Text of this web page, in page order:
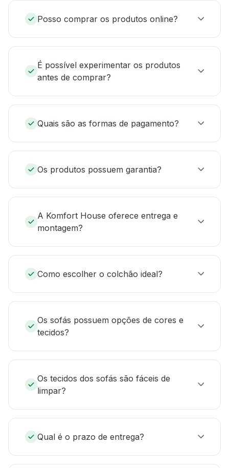
Posso comprar os produtos online?
É possível experimentar os produtos
antes de comprar?
Quais são as formas de pagamento?
Os produtos possuem garantia?
A Komfort House oferece entrega e
montagem?
Como escolher o colchão ideal?
Os sofás possuem opções de cores e
tecidos?
Os tecidos dos sofás são fáceis de
limpar?
Qual é o prazo de entrega?